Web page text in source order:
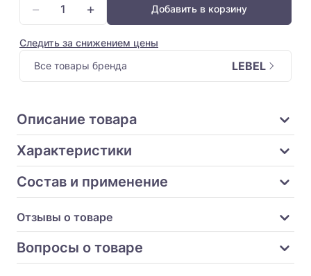
− + Добавить в корзину
Следить за снижением цены
Все товары бренда
LEBEL
Описание товара
Характеристики
Состав и применение
Отзывы о товаре
Вопросы о товаре